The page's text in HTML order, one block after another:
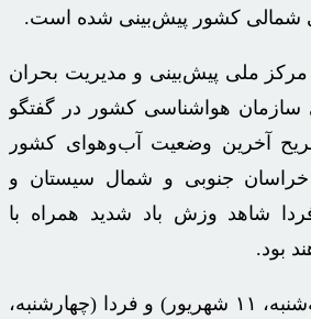
شمالی کشور پیش‌بینی شده است.
مرکز ملی پیش‌بینی و مدیریت بحران
هواشناسی کشور در گفتگو
آخرین وضعیت آب‌وهوای کشور
جنوبی و شمال سیستان و
شاهد وزش باد شدید همراه با
بود.
وی افزود: امروز (سه‌شنبه، ۱۱ شهریور) و فردا (چهارشنبه،